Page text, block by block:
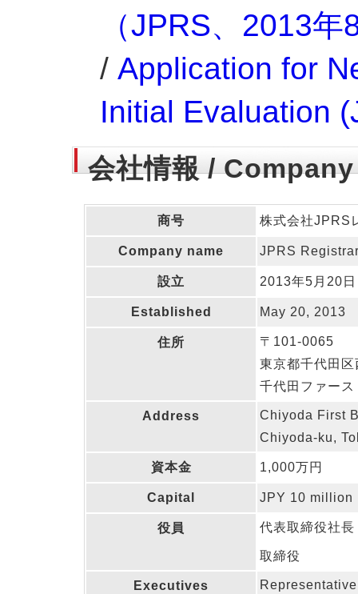
（JPRS、2013
/ Application for
Initial Evaluation
会社情報 /
商号 株式会社JPRS
Company name JPRS
設立 2013年5月20日
Established May 20, 2013
住所
〒101-0065
東京都千代田
千代田ファー
Address
Chiyoda First
Chiyoda-ku,
資本金 1,000万円
Capital JPY 10 million
役員 代表取締役社長
取締役
Executives